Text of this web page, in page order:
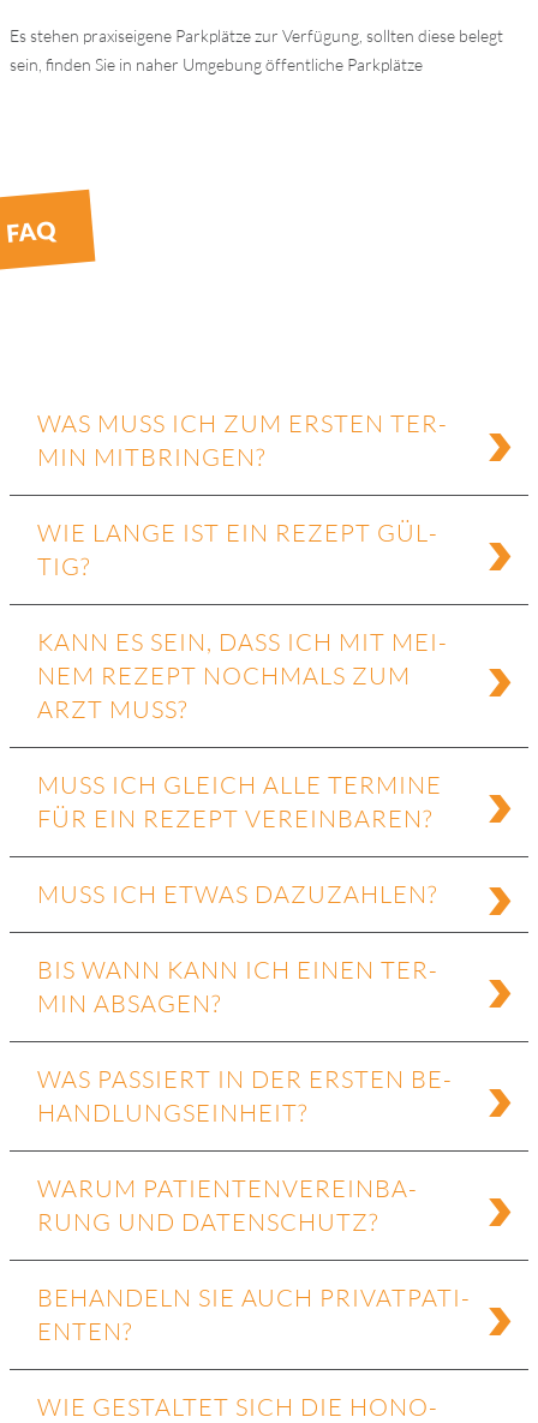
Es ste­hen pra­xis­ei­ge­ne Park­plät­ze zur Ver­fü­gung, soll­ten die­se be­legt
sein, fin­den Sie in na­her Um­ge­bung öf­fent­li­che Park­plät­ze
FAQ
WAS MUSS ICH ZUM ERS­TEN TER­
MIN MIT­BRIN­GEN?
WIE LAN­GE IST EIN RE­ZEPT GÜL­
TIG?
KANN ES SEIN, DASS ICH MIT MEI­
NEM RE­ZEPT NOCH­MALS ZUM
ARZT MUSS?
MUSS ICH GLEICH ALLE TER­MI­NE
FÜR EIN RE­ZEPT VER­EIN­BA­REN?
MUSS ICH ET­WAS DA­ZU­ZAH­LEN?
BIS WANN KANN ICH EI­NEN TER­
MIN AB­SA­GEN?
WAS PAS­SIERT IN DER ERS­TEN BE­
HAND­LUNGS­EIN­HEIT?
WAR­UM PA­TI­EN­TEN­VER­EIN­BA­
RUNG UND DA­TEN­SCHUTZ?
BE­HAN­DELN SIE AUCH PRI­VAT­PA­TI­
EN­TEN?
WIE GE­STAL­TET SICH DIE HO­NO­